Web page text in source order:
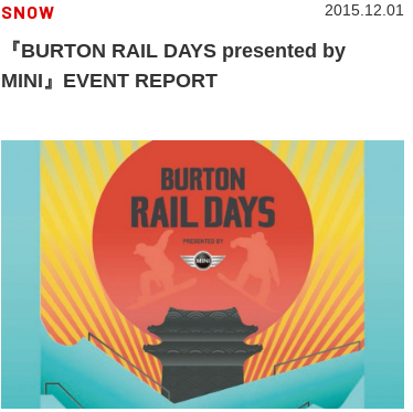
SNOW
『BURTON RAIL DAYS presented by
MINI』EVENT REPORT
2015.12.01